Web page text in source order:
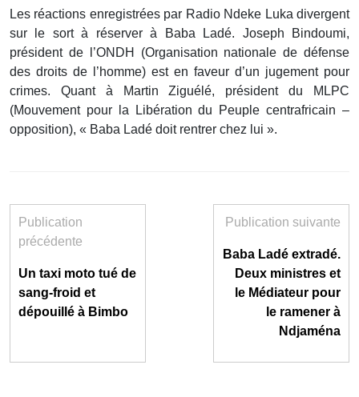
Les réactions enregistrées par Radio Ndeke Luka divergent
sur le sort à réserver à Baba Ladé. Joseph Bindoumi,
président de l’ONDH (Organisation nationale de défense
des droits de l’homme) est en faveur d’un jugement pour
crimes. Quant à Martin Ziguélé, président du MLPC
(Mouvement pour la Libération du Peuple centrafricain –
opposition), « Baba Ladé doit rentrer chez lui ».
Publication
précédente
Un taxi moto tué de
sang-froid et
dépouillé à Bimbo
Publication suivante
Baba Ladé extradé.
Deux ministres et
le Médiateur pour
le ramener à
Ndjaména